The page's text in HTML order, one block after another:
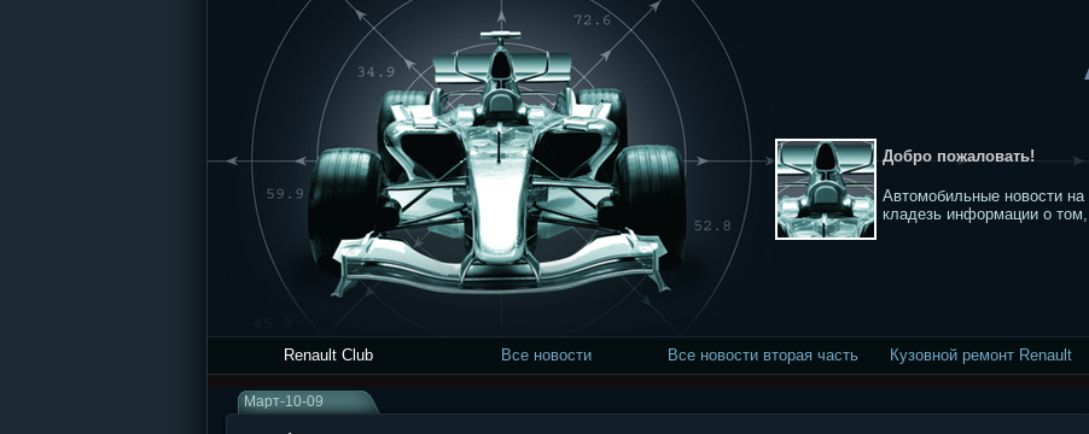
Добро пожаловать!
Автомобильные новости
кладезь информации о
Renault Club Все новости Все новости вторая часть Кузовной ремонт Renault
Март-10-09